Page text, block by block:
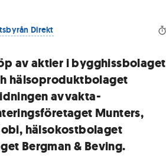
Direkt
av aktier i bygghissbolaget
hälsoproduktbolaget
avvakta-
Munters,
hälsokostbolaget
Bergman & Beving.